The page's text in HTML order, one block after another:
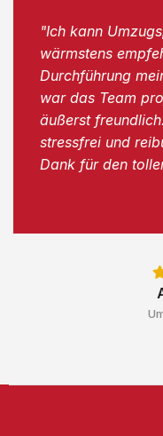
"Ich kann
wärmstens
Durchführung
war das Team
äußerst
stressfrei und
Dank für den